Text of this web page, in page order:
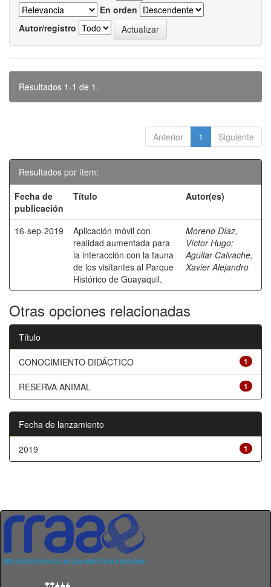
En orden
Autor/registro
Resultados 1-1 de 1.
Anterior 1 Siguiente
Resultados por ítem:
Fecha de
publicación
Título Autor(es)
16-sep-2019
Aplicación móvil con
realidad aumentada para
la interacción con la fauna
de los visitantes al Parque
Histórico de Guayaquil.
Moreno Díaz,
Víctor Hugo;
Aguilar Calvache,
Xavier Alejandro
Otras opciones relacionadas
Título
1
CONOCIMIENTO DIDÁCTICO
1
RESERVA ANIMAL
Fecha de lanzamiento
1
2019